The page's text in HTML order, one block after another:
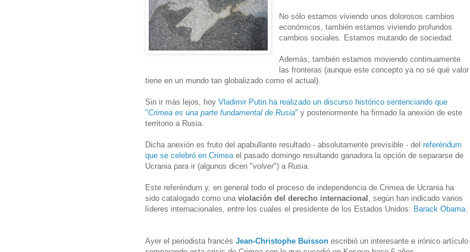
No sólo estamos viviendo unos dolorosos cambios
económicos, también estamos viviendo profundos
cambios sociales. Estamos mutando de sociedad.
Además, también estamos moviendo continuamente
las fronteras (aunque este concepto ya no sé qué valor
tiene en un mundo tan globalizado como el actual).
Sin ir más lejos, hoy Vladimir Putin ha realizado un discurso histórico sentenciando que
"Crimea es una parte fundamental de Rusia" y posteriormente ha firmado la anexión de este
territorio a Rusia.
Dicha anexión es fruto del apabullante resultado - absolutamente previsible - del referéndum
que se celebró en Crimea el pasado domingo resultando ganadora la opción de separarse de
Ucrania para ir (algunos dicen "volver") a Rusia.
Este referéndum y, en general todo el proceso de independencia de Crimea de Ucrania ha
sido catalogado como una violación del derecho internacional , según han indicado varios
líderes internacionales, entre los cuales el presidente de los Estados Unidos: Barack Obama
Ayer el periodista francés Jean-Christophe Buisson escribió un interesante e irónico artículo